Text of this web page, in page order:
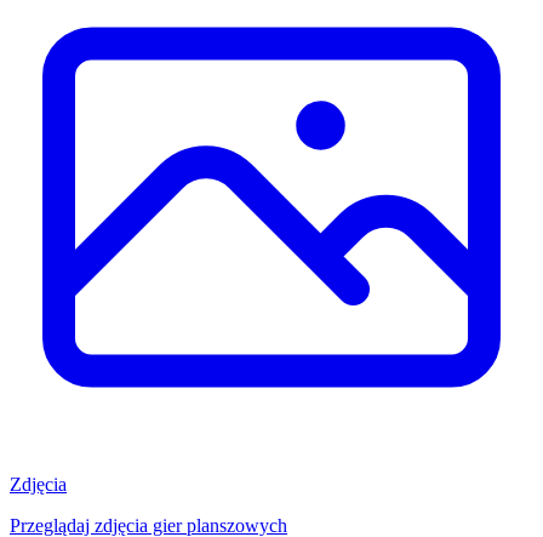
Zdjęcia
Przeglądaj zdjęcia gier planszowych